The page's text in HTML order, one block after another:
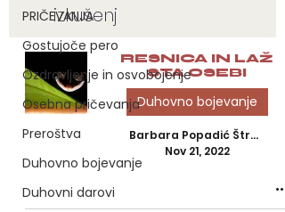
PRIČEVANJA
Gostujoče pero
Ozdravljenje in osvobojenje
Osebna pričevanja
Preroštva
Duhovno bojevanje
Duhovni darovi
izkušenj
RESNICA IN LAŽ
STA OSEBI
Duhovno bojevanje
Barbara Popadić Štravs, M.Sc.
Nov 21, 2022